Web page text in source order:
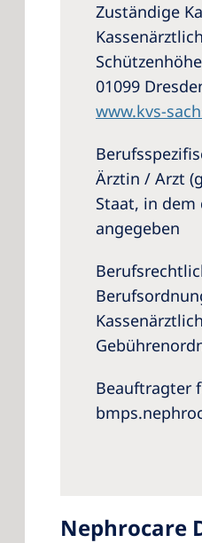
Zuständige
01099
www.kvs-
Ärztin / Arzt
Staat, in
angegeben
Beauftragter
Nephrocare